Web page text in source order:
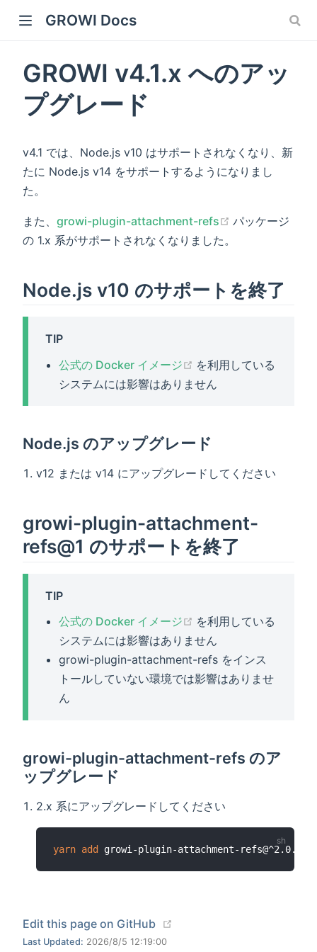
GROWI Docs
GROWI v4.1.x へのアッ
プグレード
v4.1 では、Node.js v10 はサポートされなくなり、新
たに Node.js v14 をサポートするようになりまし
た。
また、 growi-plugin-attachment-refs (opens new
パッケージ
の 1.x 系がサポートされなくなりました。
Node.js v10 のサポートを終了
TIP
公式の Docker イメージ
(opens new window)
を利用している
システムには影響はありません
Node.js のアップグレード
v12 または v14 にアップグレードしてください
growi-plugin-attachment-
refs@1 のサポートを終了
TIP
公式の Docker イメージ
(opens new window)
を利用している
システムには影響はありません
growi-plugin-attachment-refs をインス
トールしていない環境では影響はありませ
ん
growi-plugin-attachment-refs のア
ップグレード
2.x 系にアップグレードしてください
yarn add
Edit this page on GitHub
Last Updated: 2026/8/5 12:19:00